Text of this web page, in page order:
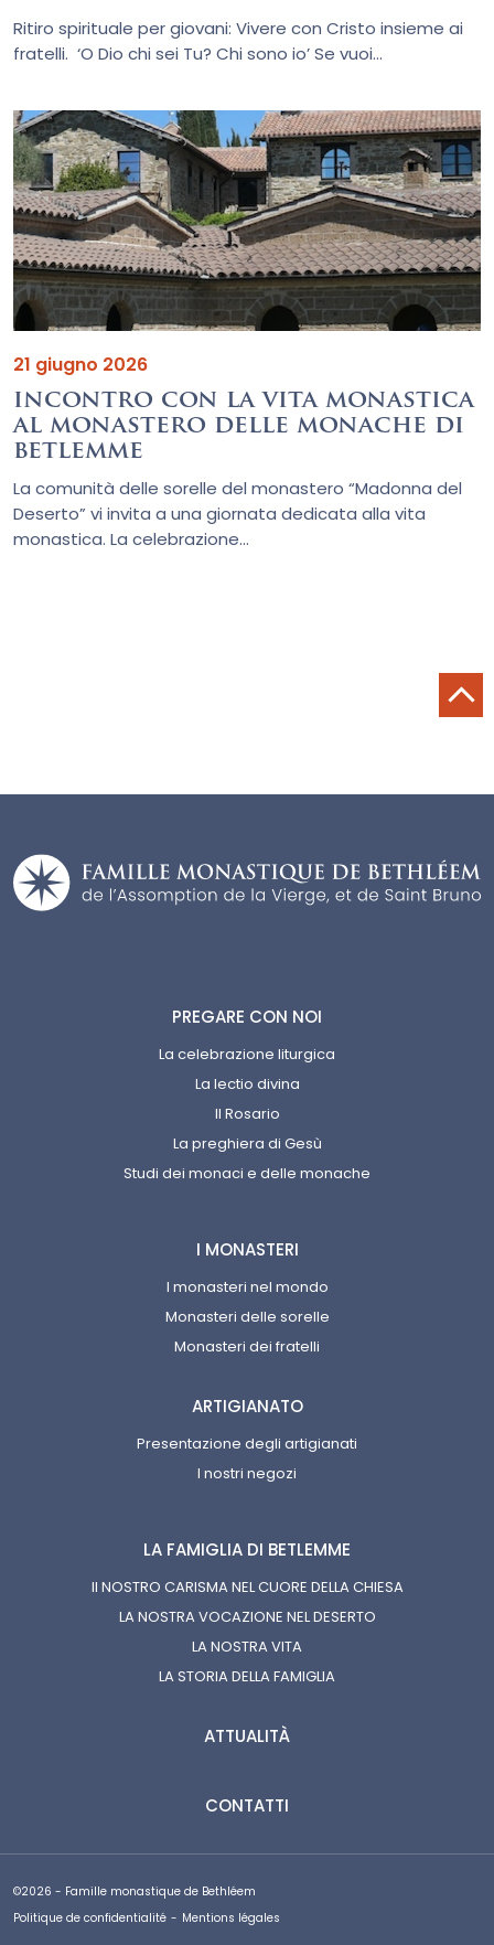
Ritiro spirituale per giovani: Vivere con Cristo insieme ai
fratelli. ‘O Dio chi sei Tu? Chi sono io’ Se vuoi...
21 giugno 2026
incontro con la vita monastica
al monastero delle monache di
betlemme
La comunità delle sorelle del monastero “Madonna del
Deserto” vi invita a una giornata dedicata alla vita
monastica. La celebrazione...
LA FAMIGLIA DI BETLEMME
Il NOSTRO CARISMA NEL CUORE DELLA CHIESA
LA NOSTRA VOCAZIONE NEL DESERTO
LA NOSTRA VITA
LA STORIA DELLA FAMIGLIA
ATTUALITÀ
CONTATTI
I MONASTERI
I monasteri nel mondo
Monasteri delle sorelle
Monasteri dei fratelli
ARTIGIANATO
Presentazione degli artigianati
I nostri negozi
PREGARE CON NOI
La celebrazione liturgica
La lectio divina
Il Rosario
La preghiera di Gesù
Studi dei monaci e delle monache
©2026 - Famille monastique de Bethléem
Politique de confidentialité - Mentions légales